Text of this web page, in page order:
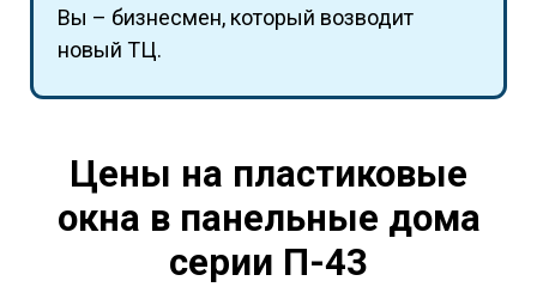
Вы – бизнесмен, который возводит
новый ТЦ.
Цены на пластиковые
окна в панельные дома
серии П-43